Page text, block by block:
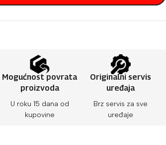
Mogućnost povrata
proizvoda
U roku 15 dana od
kupovine
Originalni servis
uređaja
Brz servis za sve
uređaje